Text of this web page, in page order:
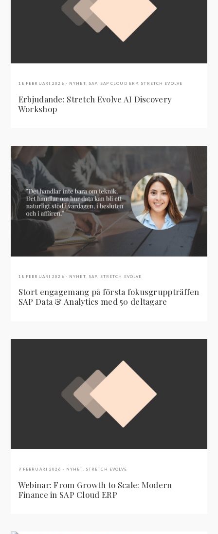
18 FEBRUARI 2026 NYHET, SAP, SAP CLOUD ERP, STRETCH EVOLVE
Erbjudande: Stretch Evolve AI Discovery
Workshop
18 FEBRUARI 2026 NYHET, SAP STRETCH EVOLVE
Stort engagemang på första fokusgruppträffen
SAP Data & Analytics med 50 deltagare
9 FEBRUARI 2026 NYHET, STRETCH EVOLVE
Webinar: From Growth to Scale: Modern
Finance in SAP Cloud ERP